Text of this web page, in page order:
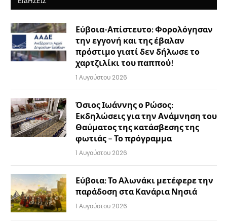
Εύβοια-Απίστευτο: Φορολόγησαν
την εγγονή και της έβαλαν
πρόστιμο γιατί δεν δήλωσε το
χαρτζιλίκι του παππού!
1 Αυγούστου 2026
Όσιος Ιωάννης ο Ρώσος:
Εκδηλώσεις για την Ανάμνηση του
Θαύματος της κατάσβεσης της
φωτιάς – Το πρόγραμμα
1 Αυγούστου 2026
Εύβοια: Το Αλωνάκι μετέφερε την
παράδοση στα Κανάρια Νησιά
1 Αυγούστου 2026